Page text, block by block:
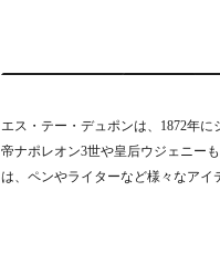
エス・テー・デュポンは、1872年
帝ナポレオン3世や皇后ウジェニー
は、ペンやライターなど様々なア